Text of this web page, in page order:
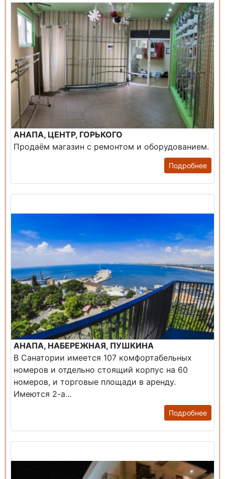
АНАПА, ЦЕНТР, ГОРЬКОГО
Продаём магазин с ремонтом и оборудованием.
Подробнее
АНАПА, НАБЕРЕЖНАЯ, ПУШКИНА
В Санатории имеется 107 комфортабельных
номеров и отдельно стоящий корпус на 60
номеров, и торговые площади в аренду.
Имеются 2-а...
Подробнее